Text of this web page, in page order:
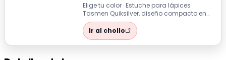
Elige tu color · Estuche para lápices
Tasmen Quiksilver, diseño compacto en
azul marino, ideal para niños, con materi...
Ir al chollo